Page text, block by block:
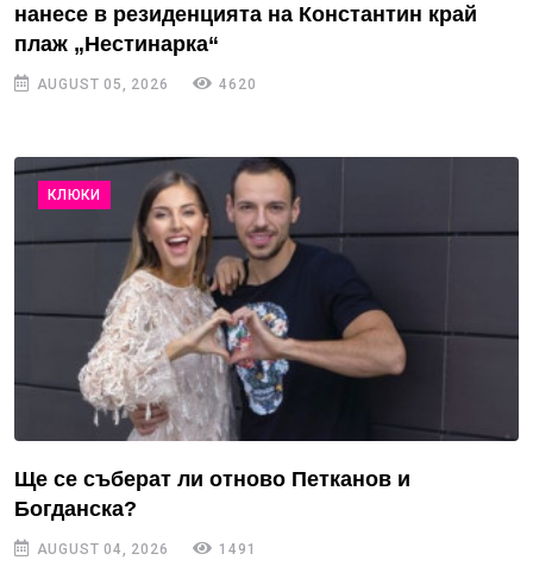
нанесе в резиденцията на Константин край
плаж „Нестинарка“
AUGUST 05, 2026 4620
КЛЮКИ
Ще се съберат ли отново Петканов и
Богданска?
AUGUST 04, 2026 1491